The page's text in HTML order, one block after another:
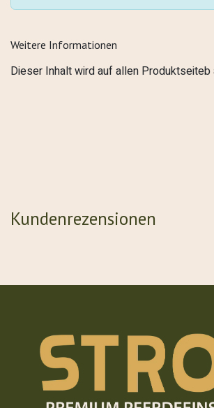
Weitere Informationen
Dieser Inhalt wird auf allen Produktseiteb
Kundenrezensionen